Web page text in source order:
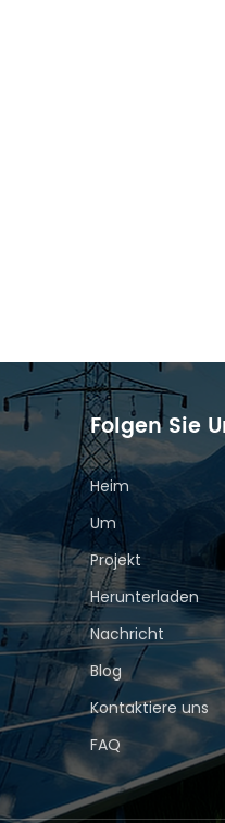
Folgen Sie
Heim
Um
Projekt
Herunterladen
Nachricht
Blog
Kontaktiere uns
FAQ